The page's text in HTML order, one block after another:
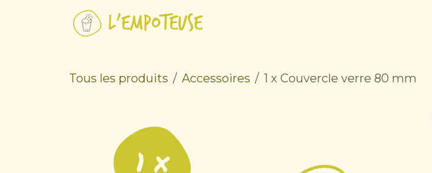
Se rendre au contenu
Tous les produits Accessoires 1 x Couvercle verre 80 mm